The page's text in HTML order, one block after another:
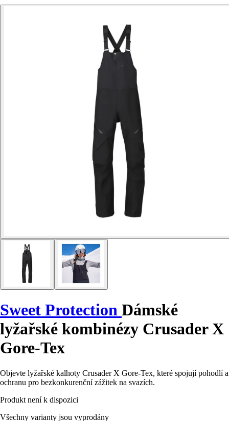
Sweet Protection Dámské
lyžařské kombinézy Crusader X
Gore-Tex
Objevte lyžařské kalhoty Crusader X Gore-Tex, které spojují pohodlí a
ochranu pro bezkonkurenční zážitek na svazích.
Produkt není k dispozici
Všechny varianty jsou vyprodány